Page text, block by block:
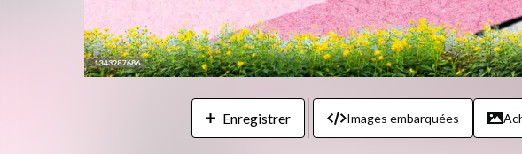
Enregistrer Images embarquées